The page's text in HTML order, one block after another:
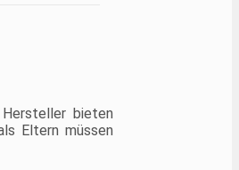
bieten
Eltern müssen